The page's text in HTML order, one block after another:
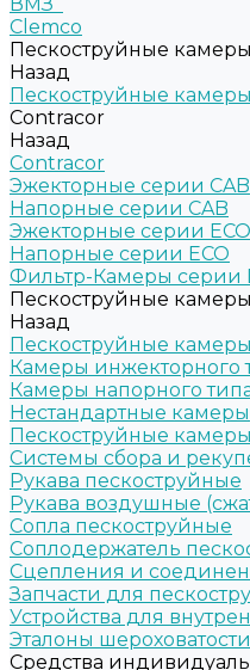
Clemco
Пескоструйные камеры
Назад
Пескоструйные камеры
Contracor
Назад
Contracor
Эжекторные серии CAB
Напорные серии CAB
Эжекторные серии ECO
Напорные серии ECO
Фильтр-Камеры серии
Пескоструйные
Назад
Пескоструйные
Камеры инжекторного
Камеры напорного
Нестандартные камеры
Пескоструйные
Системы сбора и
Рукава пескоструйные
Рукава воздушные
Сопла пескоструйные
Соплодержатель
Сцепления и
Запчасти для
Устройства для
Эталоны шероховатости
Средства